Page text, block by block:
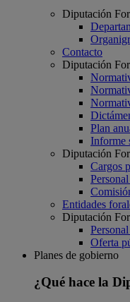
Diputación
Contacto
Diputación
Plan
Informe
Diputación
Cargos
Entidades
Diputación
Oferta
Planes de gobierno
¿Qué hace la